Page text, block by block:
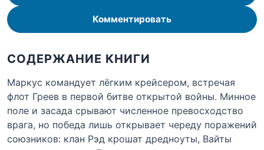
Комментировать
СОДЕРЖАНИЕ КНИГИ
Маркус командует лёгким крейсером, встречая
флот Греев в первой битве открытой войны. Минное
поле и засада срывают численное превосходство
врага, но победа лишь открывает череду поражений
союзников: клан Рэд крошат дредноуты, Вайты